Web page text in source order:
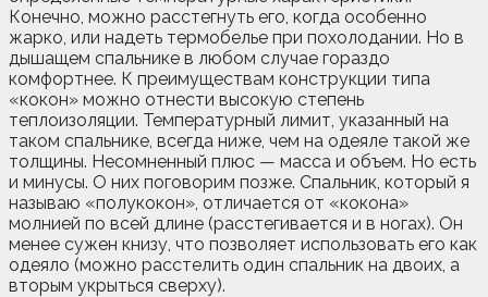
Конечно, можно расстегнуть его, когда особенно
жарко, или надеть термобелье при похолодании. Но в
дышащем спальнике в любом случае гораздо
комфортнее. К преимуществам конструкции типа
«кокон» можно отнести высокую степень
теплоизоляции. Температурный лимит, указанный на
таком спальнике, всегда ниже, чем на одеяле такой же
толщины. Несомненный плюс — масса и объем. Но есть
и минусы. О них поговорим позже. Спальник, который я
называю «полукокон», отличается от «кокона»
молнией по всей длине (расстегивается и в ногах). Он
менее сужен книзу, что позволяет использовать его как
одеяло (можно расстелить один спальник на двоих, а
вторым укрыться сверху).